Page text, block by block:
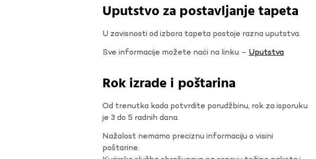
Uputstvo za postavljanje tapeta
U zavisnosti od izbora tapeta postoje razna uputstva.
Sve informacije možete naći na linku – Uputstva
Rok izrade i poštarina
Od trenutka kada potvrdite porudžbinu, rok za isporuku
je 3 do 5 radnih dana.
Nažalost nemamo preciznu informaciju o visini
poštarine.